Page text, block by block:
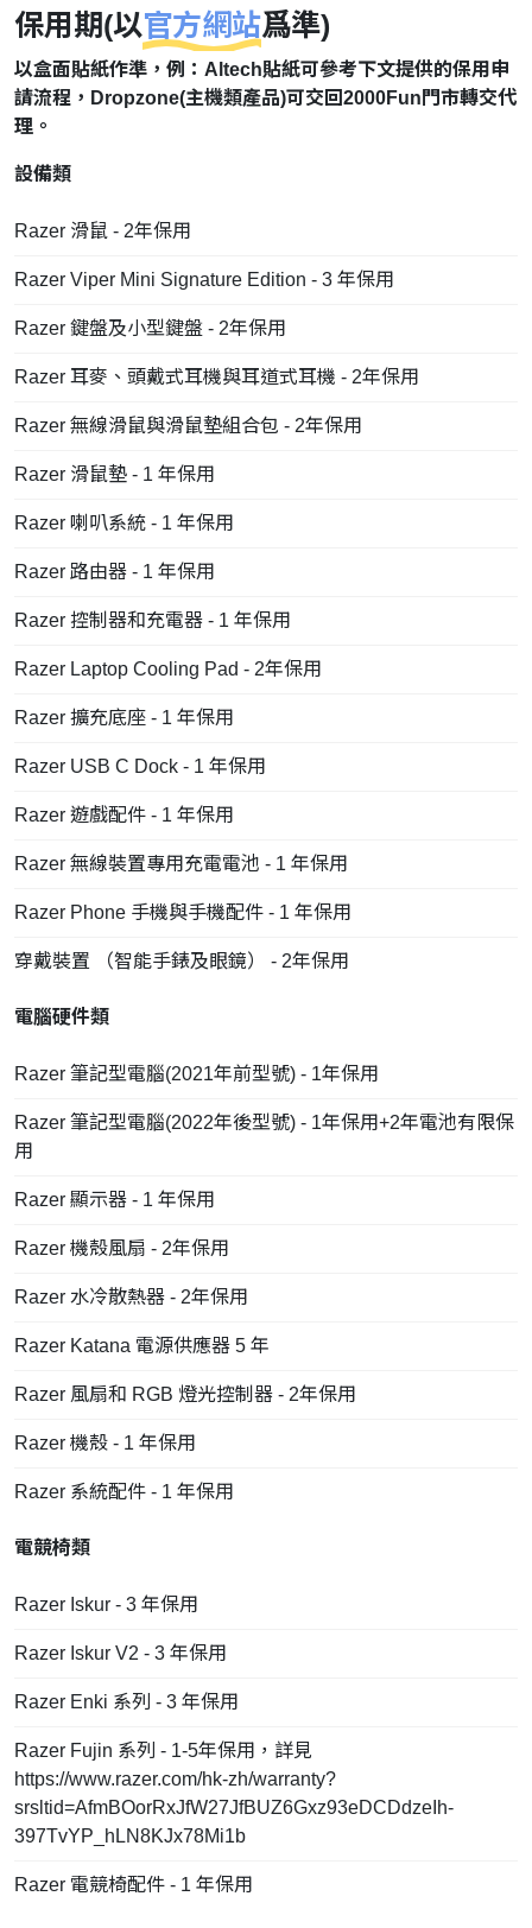
保用期(以官方網站爲準)
以盒面貼紙作準，例：Altech貼紙可參考下文提供的保用申
請流程，Dropzone(主機類產品)可交回2000Fun門市轉交代
理。
設備類
Razer 滑鼠 - 2年保用
Razer Viper Mini Signature Edition - 3 年保用
Razer 鍵盤及小型鍵盤 - 2年保用
Razer 耳麥、頭戴式耳機與耳道式耳機 - 2年保用
Razer 無線滑鼠與滑鼠墊組合包 - 2年保用
Razer 滑鼠墊 - 1 年保用
Razer 喇叭系統 - 1 年保用
Razer 路由器 - 1 年保用
Razer 控制器和充電器 - 1 年保用
Razer Laptop Cooling Pad - 2年保用
Razer 擴充底座 - 1 年保用
Razer USB C Dock - 1 年保用
Razer 遊戲配件 - 1 年保用
Razer 無線裝置專用充電電池 - 1 年保用
Razer Phone 手機與手機配件 - 1 年保用
穿戴裝置 （智能手錶及眼鏡） - 2年保用
電腦硬件類
Razer 筆記型電腦(2021年前型號) - 1年保用
Razer 筆記型電腦(2022年後型號) - 1年保用+2年電池有限保
用
Razer 顯示器 - 1 年保用
Razer 機殼風扇 - 2年保用
Razer 水冷散熱器 - 2年保用
Razer Katana 電源供應器 5 年
Razer 風扇和 RGB 燈光控制器 - 2年保用
Razer 機殼 - 1 年保用
Razer 系統配件 - 1 年保用
電競椅類
Razer Iskur - 3 年保用
Razer Iskur V2 - 3 年保用
Razer Enki 系列 - 3 年保用
Razer Fujin 系列 - 1-5年保用，詳見
https://www.razer.com/hk-zh/warranty?
srsltid=AfmBOorRxJfW27JfBUZ6Gxz93eDCDdzeIh-
397TvYP_hLN8KJx78Mi1b
Razer 電競椅配件 - 1 年保用